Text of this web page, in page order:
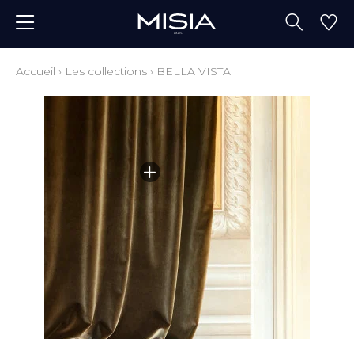
Accueil › Les collections › BELLA VISTA